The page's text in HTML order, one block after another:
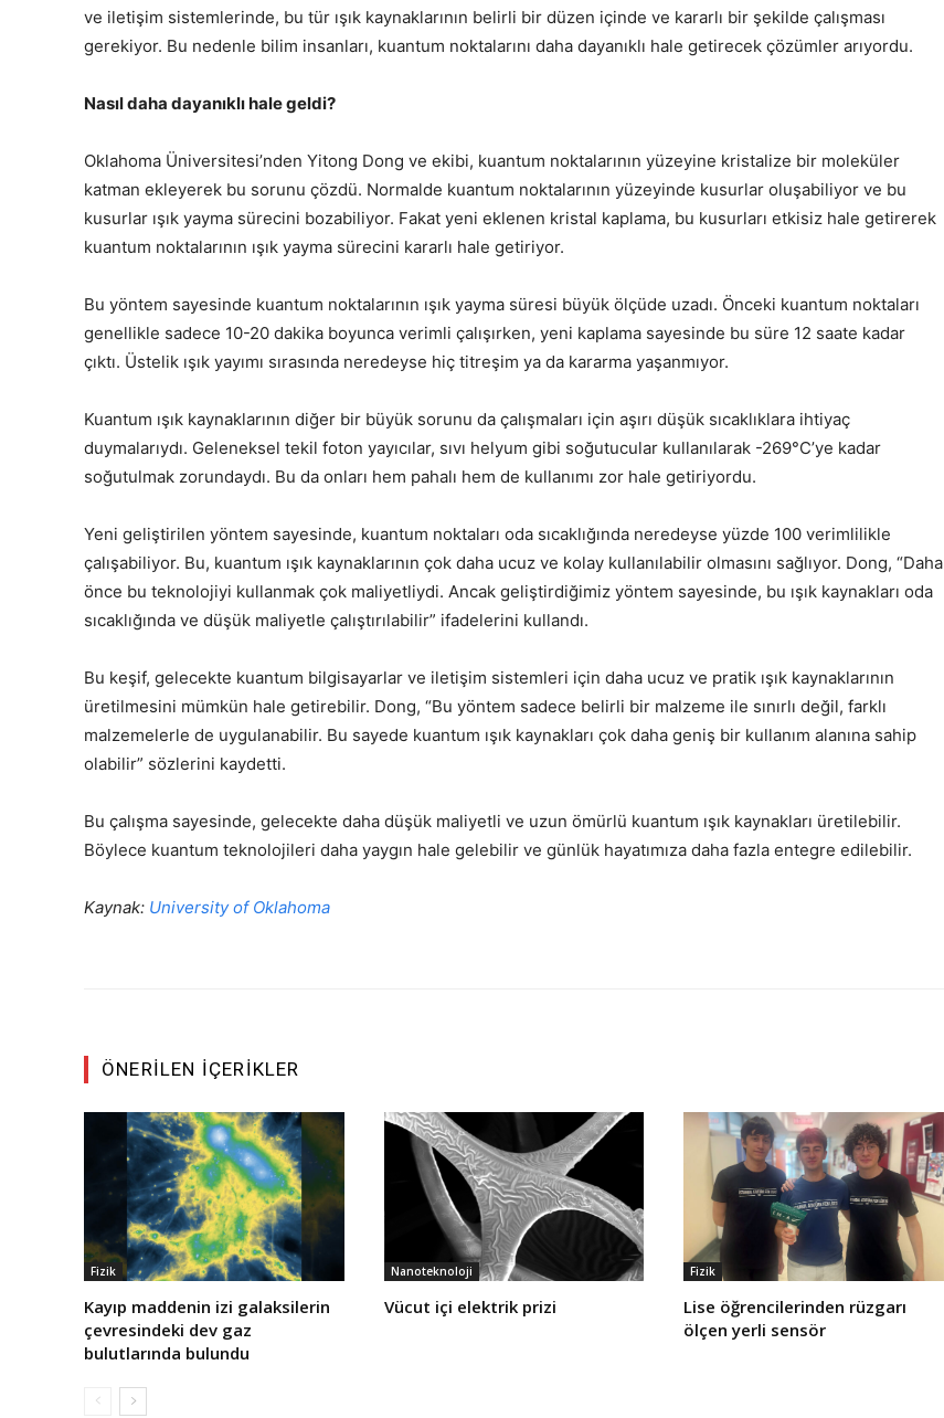
ve iletişim sistemlerinde, bu tür ışık kaynaklarının belirli bir düzen içinde ve kararlı bir şekilde çalışması
gerekiyor. Bu nedenle bilim insanları, kuantum noktalarını daha dayanıklı hale getirecek çözümler arıyordu.
Nasıl daha dayanıklı hale geldi?
Oklahoma Üniversitesi’nden Yitong Dong ve ekibi, kuantum noktalarının yüzeyine kristalize bir moleküler
katman ekleyerek bu sorunu çözdü. Normalde kuantum noktalarının yüzeyinde kusurlar oluşabiliyor ve bu
kusurlar ışık yayma sürecini bozabiliyor. Fakat yeni eklenen kristal kaplama, bu kusurları etkisiz hale getirerek
kuantum noktalarının ışık yayma sürecini kararlı hale getiriyor.
Bu yöntem sayesinde kuantum noktalarının ışık yayma süresi büyük ölçüde uzadı. Önceki kuantum noktaları
genellikle sadece 10-20 dakika boyunca verimli çalışırken, yeni kaplama sayesinde bu süre 12 saate kadar
çıktı. Üstelik ışık yayımı sırasında neredeyse hiç titreşim ya da kararma yaşanmıyor.
Kuantum ışık kaynaklarının diğer bir büyük sorunu da çalışmaları için aşırı düşük sıcaklıklara ihtiyaç
duymalarıydı. Geleneksel tekil foton yayıcılar, sıvı helyum gibi soğutucular kullanılarak -269°C’ye kadar
soğutulmak zorundaydı. Bu da onları hem pahalı hem de kullanımı zor hale getiriyordu.
Yeni geliştirilen yöntem sayesinde, kuantum noktaları oda sıcaklığında neredeyse yüzde 100 verimlilikle
çalışabiliyor. Bu, kuantum ışık kaynaklarının çok daha ucuz ve kolay kullanılabilir olmasını sağlıyor. Dong, “Daha
önce bu teknolojiyi kullanmak çok maliyetliydi. Ancak geliştirdiğimiz yöntem sayesinde, bu ışık kaynakları oda
sıcaklığında ve düşük maliyetle çalıştırılabilir” ifadelerini kullandı.
Bu keşif, gelecekte kuantum bilgisayarlar ve iletişim sistemleri için daha ucuz ve pratik ışık kaynaklarının
üretilmesini mümkün hale getirebilir. Dong, “Bu yöntem sadece belirli bir malzeme ile sınırlı değil, farklı
malzemelerle de uygulanabilir. Bu sayede kuantum ışık kaynakları çok daha geniş bir kullanım alanına sahip
olabilir” sözlerini kaydetti.
Bu çalışma sayesinde, gelecekte daha düşük maliyetli ve uzun ömürlü kuantum ışık kaynakları üretilebilir.
Böylece kuantum teknolojileri daha yaygın hale gelebilir ve günlük hayatımıza daha fazla entegre edilebilir.
Kaynak: University of Oklahoma
ÖNERILEN İÇERIKLER
Fizik
Kayıp maddenin izi galaksilerin
çevresindeki dev gaz
bulutlarında bulundu
Nanoteknoloji
Vücut içi elektrik prizi
Fizik
Lise öğrencilerinden rüzgarı
ölçen yerli sensör